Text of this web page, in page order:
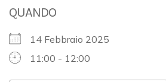
QUANDO
14 Febbraio 2025
11:00 - 12:00